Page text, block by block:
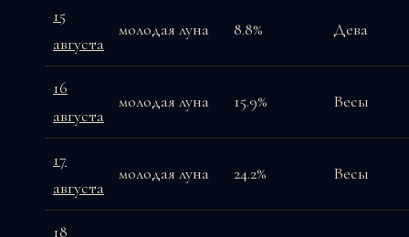
15
августа
молодая луна 8.8% Дева
16
августа
молодая луна 15.9% Весы
17
августа
молодая луна 24.2% Весы
18